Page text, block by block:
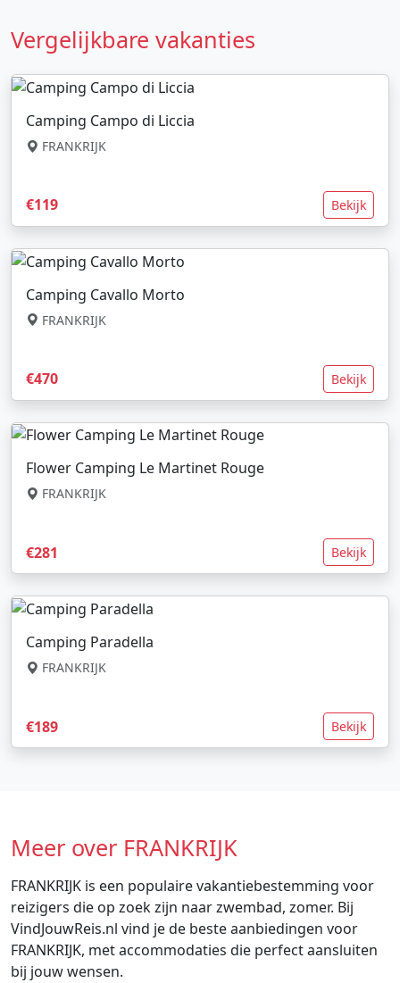
Vergelijkbare vakanties
Camping Campo di Liccia
FRANKRIJK
€119 Bekijk
Camping Cavallo Morto
FRANKRIJK
€470 Bekijk
Flower Camping Le Martinet Rouge
FRANKRIJK
€281 Bekijk
Camping Paradella
FRANKRIJK
€189 Bekijk
Meer over FRANKRIJK
FRANKRIJK is een populaire vakantiebestemming voor
reizigers die op zoek zijn naar zwembad, zomer. Bij
VindJouwReis.nl vind je de beste aanbiedingen voor
FRANKRIJK, met accommodaties die perfect aansluiten
bij jouw wensen.